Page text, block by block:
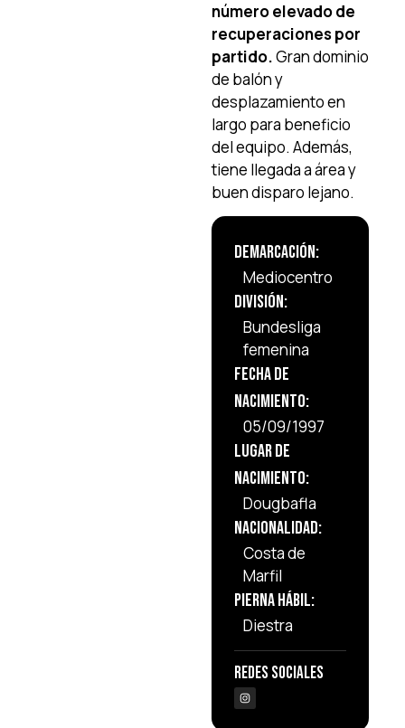
número elevado de
recuperaciones por
partido.Gran dominio
de balón y
desplazamiento en
largo para beneficio
del equipo. Además,
tiene llegada a área y
buen disparo lejano.
Demarcación:
Mediocentro
División:
Bundesliga
femenina
Fecha de
Nacimiento:
05/09/1997
Lugar de
Nacimiento:
Dougbafla
Nacionalidad:
Costa de
Marfil
Pierna Hábil:
Diestra
Redes Sociales